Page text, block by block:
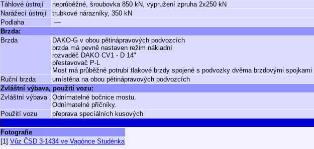
Táhlové ústrojí
neprůběžné, šroubovka 850 kN, vypružení zpruha 2x250 kN
Narážecí ústrojí
trubkové nárazníky, 350 kN
Podlaha
—
Brzda:
Brzda
DAKO-G v obou pětinápravových podvozcích
brzda má pevně nastaven režim nákladní
rozvaděč DAKO CV1 - D 14"
přestavovač P-L
Most má průběžné potrubí tlakové brzdy spojené s podvozky dvěma brzdovými spojkami
Ruční brzda
umístěna na obou pětinápravových podvozcích
Zvláštní výbava, použití vozu:
Zvláštní výbava
Odnímatelné bočnice mostu.
Odnímatelné příčníky.
Použití vozu
přeprava specíálních kusových
Fotografie
[1] Vůz ČSD 3-1434 ve Vagónce Studénka